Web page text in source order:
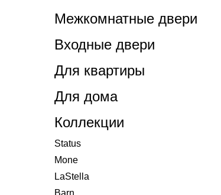
Коллекции
Status
Mone
LaStella
Barn
Межкомнатные двери
Входные двери
Для квартиры
Для дома